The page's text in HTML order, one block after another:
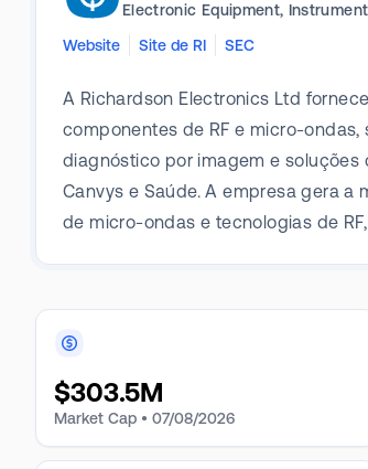
Electronic Equipment,
Website
Site de RI SEC
A Richardson Electronics Ltd
componentes de RF e micro-
diagnóstico por imagem e soluções
Canvys e Saúde. A empresa gera
de micro-ondas e tecnologias de
$303.5M
Market Cap • 07/08/2026